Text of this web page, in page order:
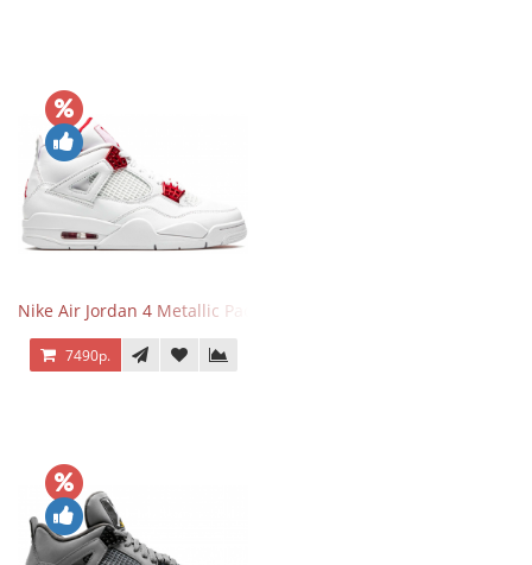
Nike Air Jordan 4 Metallic Pack University Red
7490р.